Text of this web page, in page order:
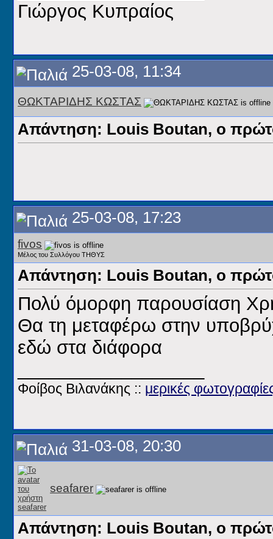
Γιώργος Κυπραίος
25-03-08, 11:34
ΘΩΚΤΑΡΙΔΗΣ ΚΩΣΤΑΣ
Απάντηση: Louis Boutan, ο
25-03-08, 17:23
fivos
Μέλος του Συλλόγου ΤΗΘΥΣ
Απάντηση: Louis Boutan, ο
Πολύ όμορφη παρουσίαση
Θα τη μεταφέρω στην
εδώ στα διάφορα
Φοίβος Βιλανάκης :: μερικές
31-03-08, 20:30
seafarer
Απάντηση: Louis Boutan, ο